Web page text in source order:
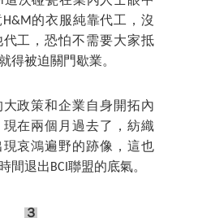
的衣服純靠代工，沒
代工，恐怕不需要大家抵
得被迫關門歇業。
政策和企業自身開拓內
在兩個月過去了，紡織
哀鴻遍野的跡像，這也
間退出BCI聯盟的底氣。
３